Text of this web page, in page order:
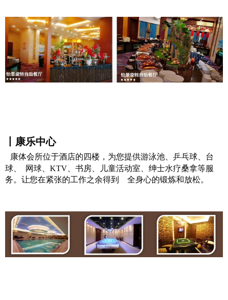
丨康乐中心
康体会所位于酒店的四楼，为您提供游泳池、乒乓球、台
球、 网球、KTV、书房、儿童活动室、绅士水疗桑拿等服
务。让您在紧张的工作之余得到 全身心的锻炼和放松。